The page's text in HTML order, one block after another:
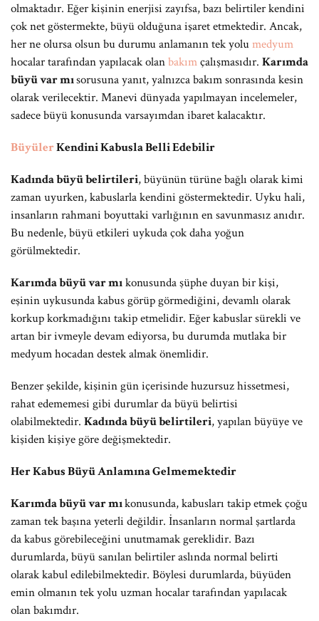
olmaktadır. Eğer kişinin enerjisi zayıfsa, bazı belirtiler kendini
çok net göstermekte, büyü olduğuna işaret etmektedir. Ancak,
her ne olursa olsun bu durumu anlamanın tek yolumedyum
hocalar tarafından yapılacak olanbakımçalışmasıdır. Karımda
büyü var mısorusuna yanıt, yalnızca bakım sonrasında kesin
olarak verilecektir. Manevi dünyada yapılmayan incelemeler,
sadece büyü konusunda varsayımdan ibaret kalacaktır.
BüyülerKendini Kabusla Belli Edebilir
Kadında büyü belirtileri, büyünün türüne bağlı olarak kimi
zaman uyurken, kabuslarla kendini göstermektedir. Uyku hali,
insanların rahmani boyuttaki varlığının en savunmasız anıdır.
Bu nedenle, büyü etkileri uykuda çok daha yoğun
görülmektedir.
Karımda büyü var mıkonusunda şüphe duyan bir kişi,
eşinin uykusunda kabus görüp görmediğini, devamlı olarak
korkup korkmadığını takip etmelidir. Eğer kabuslar sürekli ve
artan bir ivmeyle devam ediyorsa, bu durumda mutlaka bir
medyum hocadan destek almak önemlidir.
Benzer şekilde, kişinin gün içerisinde huzursuz hissetmesi,
rahat edememesi gibi durumlar da büyü belirtisi
olabilmektedir. Kadında büyü belirtileri, yapılan büyüye ve
kişiden kişiye göre değişmektedir.
Her Kabus Büyü Anlamına Gelmemektedir
Karımda büyü var mıkonusunda, kabusları takip etmek çoğu
zaman tek başına yeterli değildir. İnsanların normal şartlarda
da kabus görebileceğini unutmamak gereklidir. Bazı
durumlarda, büyü sanılan belirtiler aslında normal belirti
olarak kabul edilebilmektedir. Böylesi durumlarda, büyüden
emin olmanın tek yolu uzman hocalar tarafından yapılacak
olan bakımdır.